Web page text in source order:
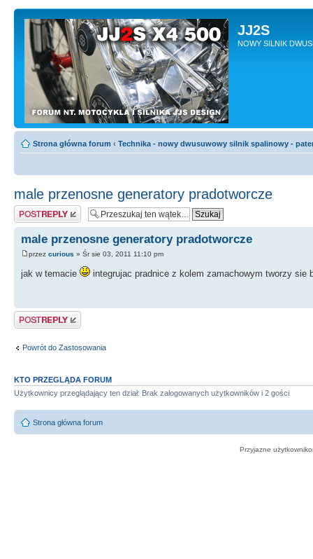
JJ2S
NOWY SILNIK
Strona główna forum ‹ Technika - nowy dwusuwowy silnik spalinowy -
male przenosne generatory pradotworcze
Odpowiedz
male przenosne generatory pradotworcze
przez curious » Śr sie 03, 2011 11:10 pm
jak w temacie integrujac pradnice z kolem zamachowym tworzy sie
Odpowiedz
Powrót do Zastosowania
KTO PRZEGLĄDA FORUM
Użytkownicy przeglądający ten dział: Brak zalogowanych użytkowników i 2 gości
Strona główna forum
Przyjazne